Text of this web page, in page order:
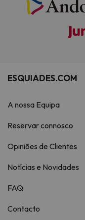
ESQUIADES.COM
A nossa Equipa
Reservar connosco
Opiniões de Clientes
Notícias e Novidades
FAQ
Contacto